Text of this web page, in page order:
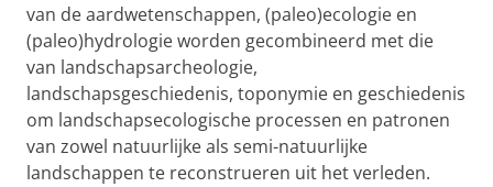
van de aardwetenschappen, (paleo)ecologie en
(paleo)hydrologie worden gecombineerd met die
van landschapsarcheologie,
landschapsgeschiedenis, toponymie en geschiedenis
om landschapsecologische processen en patronen
van zowel natuurlijke als semi-natuurlijke
landschappen te reconstrueren uit het verleden.